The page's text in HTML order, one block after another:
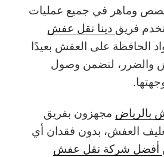
وماهر في جميع عمليات
فريق دينا نقل عفش
الحافظة على العفش بعيدًا
والضرر، لنضمن وصول
بالرياض مجهزون بفريق
العفش، بدون فقدان أي
أفضل شركة نقل عفش